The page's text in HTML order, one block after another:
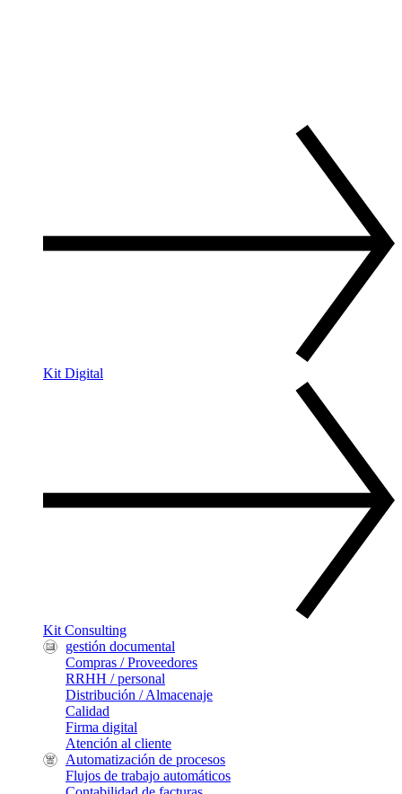
Kit Digital
Kit Consulting
gestión documental
Compras / Proveedores
RRHH / personal
Distribución / Almacenaje
Calidad
Firma digital
Atención al cliente
Automatización de procesos
Flujos de trabajo automáticos